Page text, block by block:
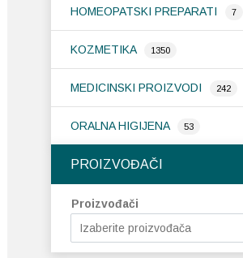
HOMEOPATSKI PREPARATI 7
KOZMETIKA 1350
MEDICINSKI PROIZVODI 242
ORALNA HIGIJENA 53
PROIZVOĐAČI
Proizvođači